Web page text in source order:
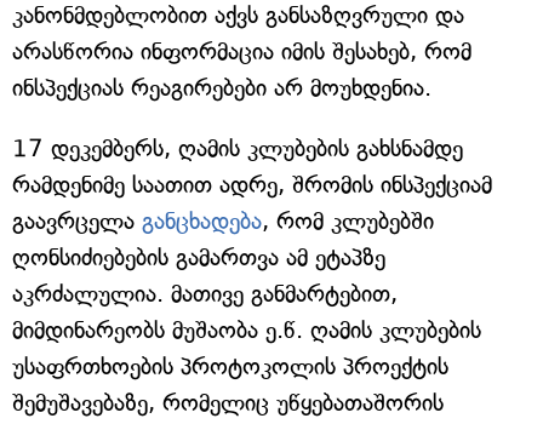
კანონმდებლობით აქვს განსაზღვრული და
არასწორია ინფორმაცია იმის შესახებ, რომ
ინსპექციას რეაგირებები არ მოუხდენია.
17 დეკემბერს, ღამის კლუბების გახსნამდე
რამდენიმე საათით ადრე, შრომის ინსპექციამ
გაავრცელა განცხადება, რომ კლუბებში
ღონსიძიებების გამართვა ამ ეტაპზე
აკრძალულია. მათივე განმარტებით,
მიმდინარეობს მუშაობა ე.წ. ღამის კლუბების
უსაფრთხოების პროტოკოლის პროექტის
შემუშავებაზე, რომელიც უწყებათაშორის